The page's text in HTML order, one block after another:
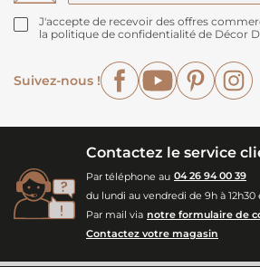
J'accepte de recevoir des offres
la politique de confidentialité de Décor
Suivez-nous !
FacebookYouTube
Contactez le service
Par téléphone au 04 26 94 00 39
du lundi au vendredi de 9h à 12h30
Par mail via notre formulaire de
Contactez votre magasin